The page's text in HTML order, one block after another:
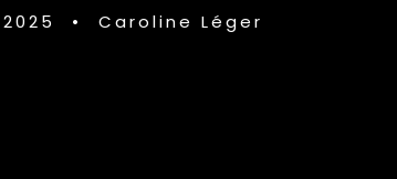
• Caroline Léger